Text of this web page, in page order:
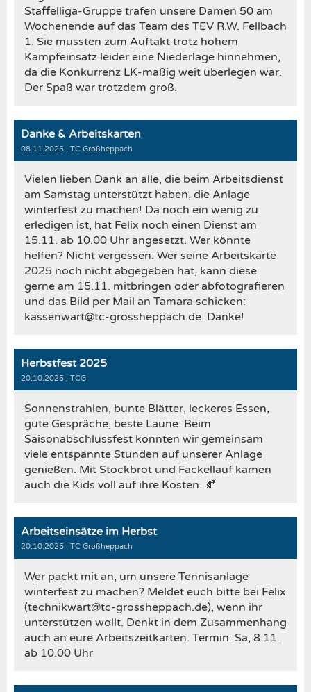
Staffelliga-Gruppe trafen unsere Damen 50 am
Wochenende auf das Team des TEV R.W. Fellbach
1. Sie mussten zum Auftakt trotz hohem
Kampfeinsatz leider eine Niederlage hinnehmen,
da die Konkurrenz LK-mäßig weit überlegen war.
Der Spaß war trotzdem groß.
Danke & Arbeitskarten
08.11.2025 , TC Großheppach
Vielen lieben Dank an alle, die beim Arbeitsdienst
am Samstag unterstützt haben, die Anlage
winterfest zu machen! Da noch ein wenig zu
erledigen ist, hat Felix noch einen Dienst am
15.11. ab 10.00 Uhr angesetzt. Wer könnte
helfen? Nicht vergessen: Wer seine Arbeitskarte
2025 noch nicht abgegeben hat, kann diese
gerne am 15.11. mitbringen oder abfotografieren
und das Bild per Mail an Tamara schicken:
kassenwart@tc-grossheppach.de. Danke!
Herbstfest 2025
20.10.2025 , TCG
Sonnenstrahlen, bunte Blätter, leckeres Essen,
gute Gespräche, beste Laune: Beim
Saisonabschlussfest konnten wir gemeinsam
viele entspannte Stunden auf unserer Anlage
genießen. Mit Stockbrot und Fackellauf kamen
auch die Kids voll auf ihre Kosten. 🍂
Arbeitseinsätze im Herbst
20.10.2025 , TC Großheppach
Wer packt mit an, um unsere Tennisanlage
winterfest zu machen? Meldet euch bitte bei Felix
(technikwart@tc-grossheppach.de), wenn ihr
unterstützen wollt. Denkt in dem Zusammenhang
auch an eure Arbeitszeitkarten. Termin: Sa, 8.11.
ab 10.00 Uhr